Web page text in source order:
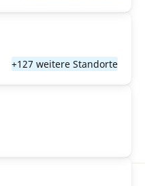
+127 weitere Standorte